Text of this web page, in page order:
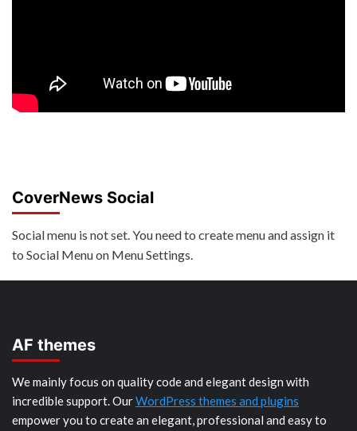
CoverNews Social
Social menu is not set. You need to create menu and assign it
to Social Menu on Menu Settings.
AF themes
We mainly focus on quality code and elegant design with
incredible support. OurWordPress themes and plugins
empower you to create an elegant, professional and easy to